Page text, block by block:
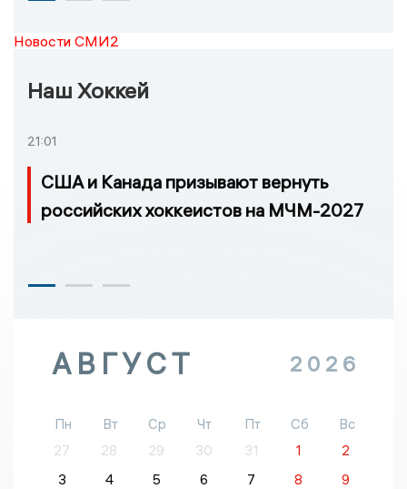
Новости СМИ2
Наш Хоккей
21:01
США и Канада призывают вернуть
российских хоккеистов на МЧМ-2027
АВГУСТ 2026
Пн Вт Ср Чт Пт Сб
Вс
27
28 29 30 31 1
2
3
4 5 6 7 8
9